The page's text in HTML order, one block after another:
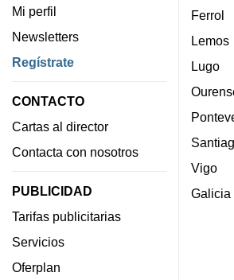
Mi perfil
Newsletters
Regístrate
CONTACTO
Cartas al director
Contacta con nosotros
PUBLICIDAD
Tarifas publicitarias
Servicios
Oferplan
Ferrol
Lemos
Lugo
Vigo
Galicia